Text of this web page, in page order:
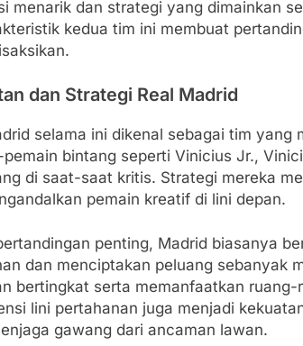
menarik dan strategi yang dimainkan
kedua tim ini membuat
dan Strategi Real Madrid
selama ini dikenal sebagai tim
bintang seperti Vinicius Jr.,
di saat-saat kritis. Strategi mereka
pemain kreatif di lini depan.
penting, Madrid biasanya
dan menciptakan peluang sebanyak
bertingkat serta memanfaatkan
lini pertahanan juga menjadi
gawang dari ancaman lawan.